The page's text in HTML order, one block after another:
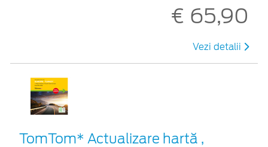
€ 65,90
Vezi detalii
TomTom* Actualizare hartă ,